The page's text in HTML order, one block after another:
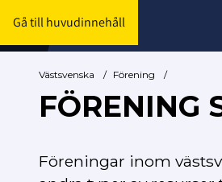
Gå till huvudinnehåll
Västsvenska / Förening /
FÖRENING
Föreningar inom